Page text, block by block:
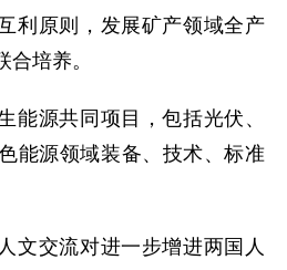
利原则，发展矿产领域全产
培养。
能源共同项目，包括光伏、
能源领域装备、技术、标准
文交流对进一步增进两国人